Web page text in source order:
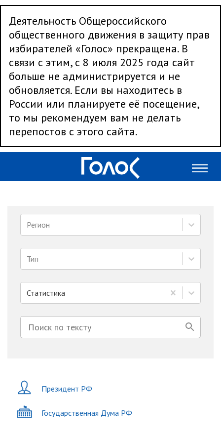
Деятельность Общероссийского
общественного движения в защиту прав
избирателей «Голос» прекращена. В
связи с этим, с 8 июля 2025 года сайт
больше не администрируется и не
обновляется. Если вы находитесь в
России или планируете её посещение,
то мы рекомендуем вам не делать
перепостов с этого сайта.
Регион
Тип
Статистика
Президент РФ
Государственная Дума РФ